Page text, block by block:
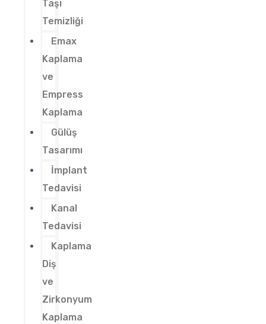
Taşı
Temizliği
Emax
Kaplama
ve
Empress
Kaplama
Gülüş
Tasarımı
İmplant
Tedavisi
Kanal
Tedavisi
Kaplama
Diş
ve
Zirkonyum
Kaplama